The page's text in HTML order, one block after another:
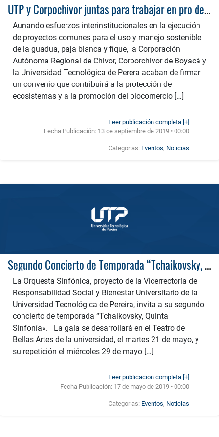
UTP y Corpochivor juntas para trabajar en pro de la guadua
Aunando esfuerzos interinstitucionales en la ejecución
de proyectos comunes para el uso y manejo sostenible
de la guadua, paja blanca y fique, la Corporación
Autónoma Regional de Chivor, Corporchivor de Boyacá y
la Universidad Tecnológica de Perera acaban de firmar
un convenio que contribuirá a la protección de
ecosistemas y a la promoción del biocomercio […]
Leer publicación completa [+]
Fecha Publicación: 13 de septiembre de 2019 • 00:00
Categorías: Eventos, Noticias
Segundo Concierto de Temporada “Tchaikovsky, Quinta Sinfonía”
La Orquesta Sinfónica, proyecto de la Vicerrectoría de
Responsabilidad Social y Bienestar Universitario de la
Universidad Tecnológica de Pereira, invita a su segundo
concierto de temporada “Tchaikovsky, Quinta
Sinfonía». La gala se desarrollará en el Teatro de
Bellas Artes de la universidad, el martes 21 de mayo, y
su repetición el miércoles 29 de mayo […]
Leer publicación completa [+]
Fecha Publicación: 17 de mayo de 2019 • 00:00
Categorías: Eventos, Noticias